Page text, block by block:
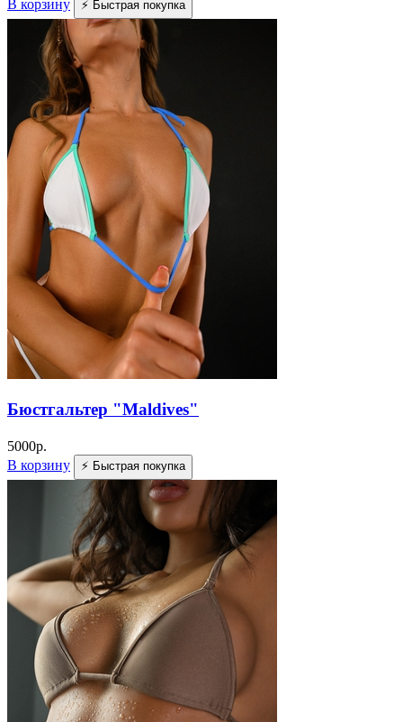
В корзину ⚡ Быстрая покупка
Бюстгальтер "Maldives"
5000р.
В корзину
⚡ Быстрая покупка